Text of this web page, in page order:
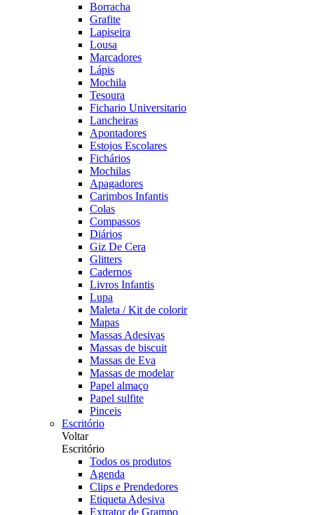
Borracha
Grafite
Lapiseira
Lousa
Marcadores
Lápis
Mochila
Tesoura
Fichario Universitario
Lancheiras
Apontadores
Estojos Escolares
Fichários
Mochilas
Apagadores
Carimbos Infantis
Colas
Compassos
Diários
Giz De Cera
Glitters
Cadernos
Livros Infantis
Lupa
Maleta / Kit de colorir
Mapas
Massas Adesivas
Massas de biscuit
Massas de Eva
Massas de modelar
Papel almaço
Papel sulfite
Pinceis
Escritório
Voltar
Escritório
Todos os produtos
Agenda
Clips e Prendedores
Etiqueta Adesiva
Extrator de Grampo